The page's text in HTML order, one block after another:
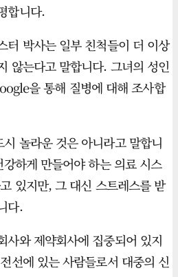
합니다.
터 박사는 일부 친척들이 더 이상
않는다고 말합니다. 그녀의 성인
을 통해 질병에 대해 조사합
놀라운 것은 아니라고 말합니
하게 만들어야 하는 의료 시스
있지만, 그 대신 스트레스를 받
다.
사와 제약회사에 집중되어 있지
선에 있는 사람들로서 대중의 신